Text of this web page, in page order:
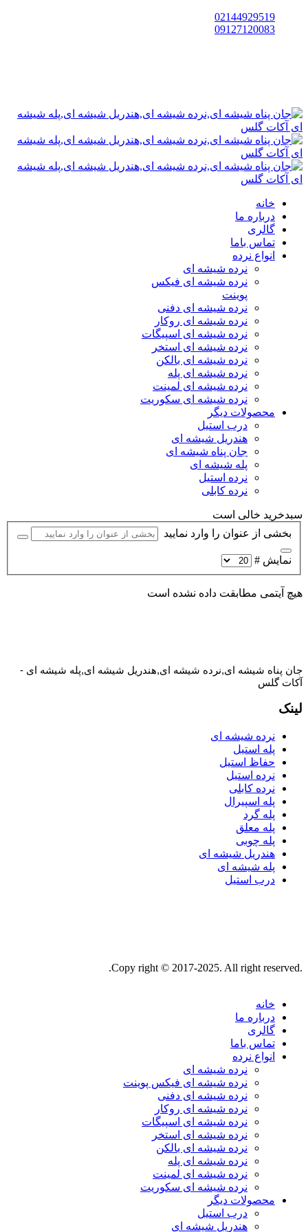
02144929519
09127120083
خانه
درباره ما
گالری
تماس باما
انواع نرده
نرده شیشه ای
نرده شیشه ای فیکس
پوینت
نرده شیشه ای دفنی
نرده شیشه ای روکار
نرده شیشه ای اسپیگات
نرده شیشه ای استخر
نرده شیشه ای بالکن
نرده شیشه ای پله
نرده شیشه ای لمینت
نرده شیشه ای سکوریت
محصولات دیگر
درب استیل
هندریل شیشه ای
جان پناه شیشه ای
پله شیشه ای
نرده استیل
نرده کابلی
سبدخرید خالی است
بخشی از عنوان را وارد نمایید
نمایش #
هیچ آیتمی مطابقت داده نشده است
جان پناه شیشه ای,نرده شیشه ای,هندریل شیشه ای,پله شیشه ای -
آکات گلس
لینک
نرده شیشه ای
پله استیل
حفاظ استیل
نرده استیل
نرده کابلی
پله اسپیرال
پله گرد
پله معلق
پله چوبی
هندریل شیشه ای
پله شیشه ای
درب استیل
.Copy right © 2017-2025. All right reserved.
خانه
درباره ما
گالری
تماس باما
انواع نرده
نرده شیشه ای
نرده شیشه ای فیکس پوینت
نرده شیشه ای دفنی
نرده شیشه ای روکار
نرده شیشه ای اسپیگات
نرده شیشه ای استخر
نرده شیشه ای بالکن
نرده شیشه ای پله
نرده شیشه ای لمینت
نرده شیشه ای سکوریت
محصولات دیگر
درب استیل
هندریل شیشه ای